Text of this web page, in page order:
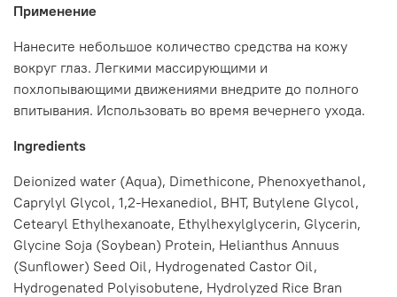
Применение
Нанесите небольшое количество средства на кожу
вокруг глаз. Легкими массирующими и
похлопывающими движениями внедрите до полного
впитывания. Использовать во время вечернего ухода.
Ingredients
Deionized water (Aqua), Dimethicone, Phenoxyethanol,
Caprylyl Glycol, 1,2-Hexanediol, BHT, Butylene Glycol,
Cetearyl Ethylhexanoate, Ethylhexylglycerin, Glycerin,
Glycine Soja (Soybean) Protein, Helianthus Annuus
(Sunflower) Seed Oil, Hydrogenated Castor Oil,
Hydrogenated Polyisobutene, Hydrolyzed Rice Bran